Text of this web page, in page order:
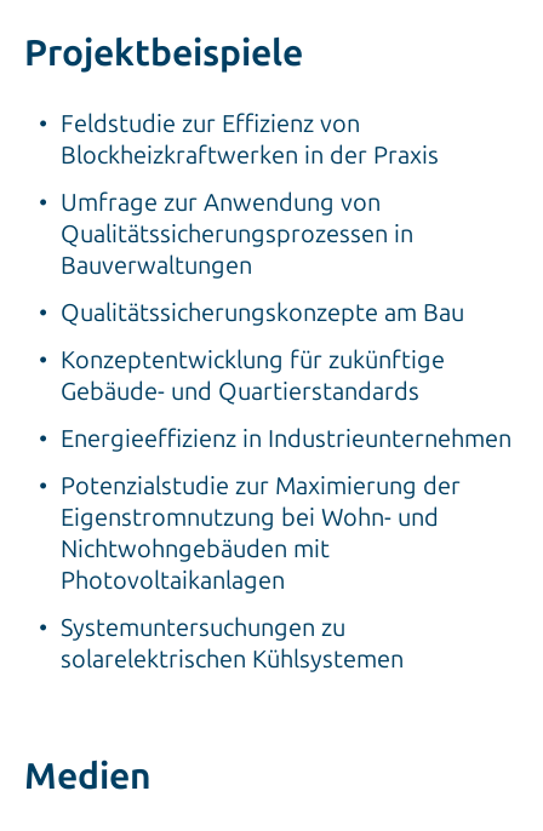
Projektbeispiele
Feldstudie zur Effizienz von
Blockheizkraftwerken in der Praxis
Umfrage zur Anwendung von
Qualitätssicherungsprozessen in
Bauverwaltungen
Qualitätssicherungskonzepte am Bau
Konzeptentwicklung für zukünftige
Gebäude- und Quartierstandards
Energieeffizienz in Industrieunternehmen
Potenzialstudie zur Maximierung der
Eigenstromnutzung bei Wohn- und
Nichtwohngebäuden mit
Photovoltaikanlagen
Systemuntersuchungen zu
solarelektrischen Kühlsystemen
Medien